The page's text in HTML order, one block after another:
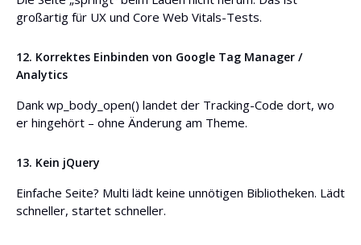
großartig für UX und Core Web Vitals-Tests.
12. Korrektes Einbinden von Google Tag Manager /
Analytics
Dank wp_body_open() landet der Tracking-Code dort, wo
er hingehört – ohne Änderung am Theme.
13. Kein jQuery
Einfache Seite? Multi lädt keine unnötigen Bibliotheken. Lädt
schneller, startet schneller.